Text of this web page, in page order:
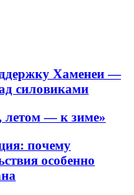
Хаменеи —
силовиками
летом — к зиме»
почему
особенно